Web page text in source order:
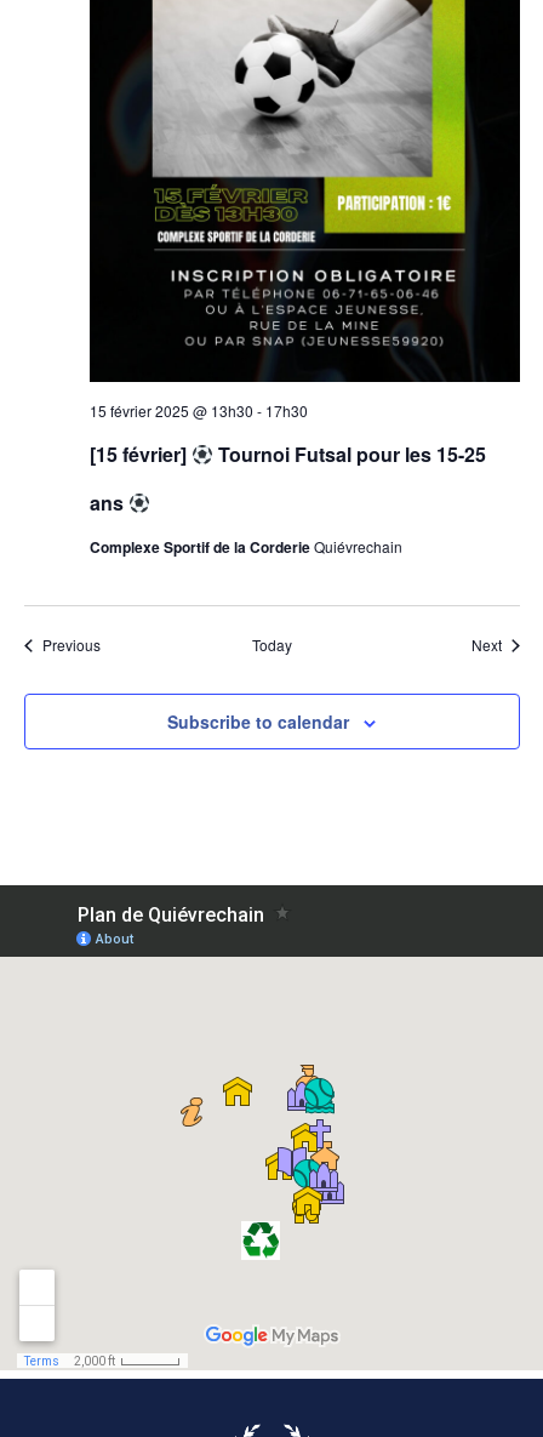
15 février 2025 @ 13h30 - 17h30
[15 février]
Tournoi Futsal pour les 15-25
ans
Complexe Sportif de la CorderieQuiévrechain
PreviousEvents Today Next
Subscribe to calendar